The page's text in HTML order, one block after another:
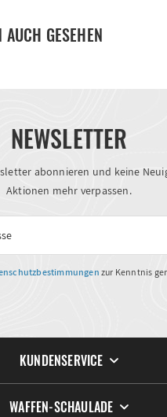
GESEHEN
NEWSLETTER
abonnieren und keine
Aktionen mehr verpassen.
zur Kenntnis
KUNDENSERVICE
WAFFEN-SCHAULADE